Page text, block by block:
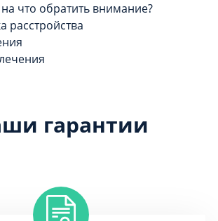
что обратить внимание?
расстройства
гарантии